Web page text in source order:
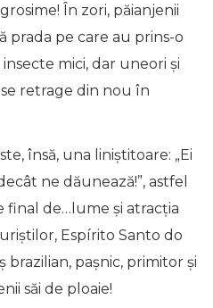
În zori, păianjenii
prada pe care au prins-o
mici, dar uneori și
retrage din nou în
însă, una liniștitoare: „Ei
ne dăunează!”, astfel
final de…lume și atracția
Espírito Santo do
pașnic, primitor și
săi de ploaie!